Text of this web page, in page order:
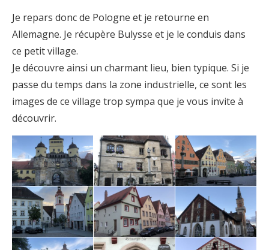
Je repars donc de Pologne et je retourne en
Allemagne. Je récupère Bulysse et je le conduis dans
ce petit village.
Je découvre ainsi un charmant lieu, bien typique. Si je
passe du temps dans la zone industrielle, ce sont les
images de ce village trop sympa que je vous invite à
découvrir.